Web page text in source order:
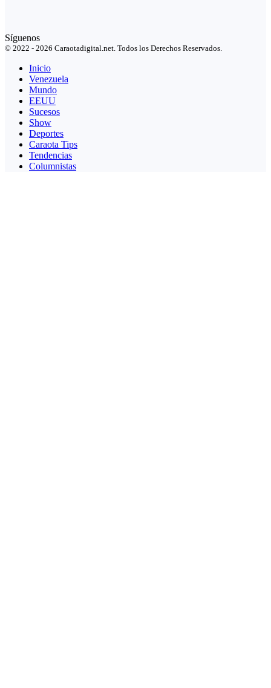
Síguenos
© 2022 - 2026 Caraotadigital.net. Todos los Derechos Reservados.
Inicio
Venezuela
Mundo
EEUU
Sucesos
Show
Deportes
Caraota Tips
Tendencias
Columnistas